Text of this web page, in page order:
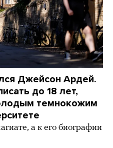
Джейсон Ардей.
до 18 лет,
темнокожим
а к его биографии